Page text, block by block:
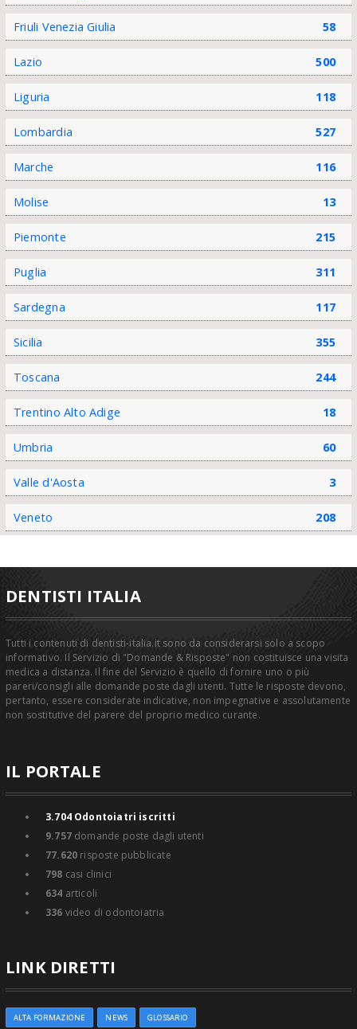
Friuli Venezia Giulia 58
Lazio 500
Liguria 118
Lombardia 527
Marche 116
Molise 13
Piemonte 215
Puglia 311
Sardegna 117
Sicilia 355
Toscana 244
Trentino Alto Adige 18
Umbria 60
Valle d'Aosta 3
Veneto 208
DENTISTI ITALIA
Tutti i contenuti di dentisti-italia.it sono da considerarsi solo a scopo
informativo. Il Servizio di "Domande & Risposte" non costituisce una visita
medica a distanza. Il fine del Servizio è quello di fornire uno o più
pareri/consigli alle domande poste dagli utenti. Tutte le risposte devono,
pertanto, essere considerate indicative, non impegnative e assolutamente
non sostitutive del parere del proprio medico curante.
IL PORTALE
3.704Odontoiatri iscritti
9.757domande poste dagli utenti
77.620 risposte pubblicate
798 casi clinici
634 articoli
336 video di odontoiatria
LINK DIRETTI
ALTA FORMAZIONE NEWS GLOSSARIO